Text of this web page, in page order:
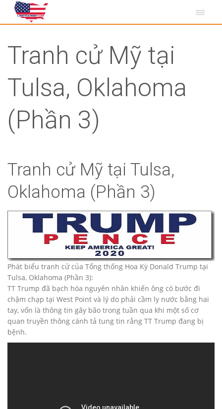
Tranh cử Mỹ tại
Tulsa, Oklahoma
(Phần 3)
Tranh cử Mỹ tại Tulsa,
Oklahoma (Phần 3)
Phát biểu tranh cử của Tổng thống Hoa Kỳ Donald Trump tại
Tulsa, Oklahoma (Phần 3):
TT Trump đã bạch hóa nguyên nhân khiến ông có bước đi
chậm chạp tại West Point và lý do phải cầm ly nước bằng hai
tay, vốn là thông tin gây bão trong tuần qua khi một số cơ
quan truyền thông cánh tả tung tin rằng TT Trump đang bị
bệnh.